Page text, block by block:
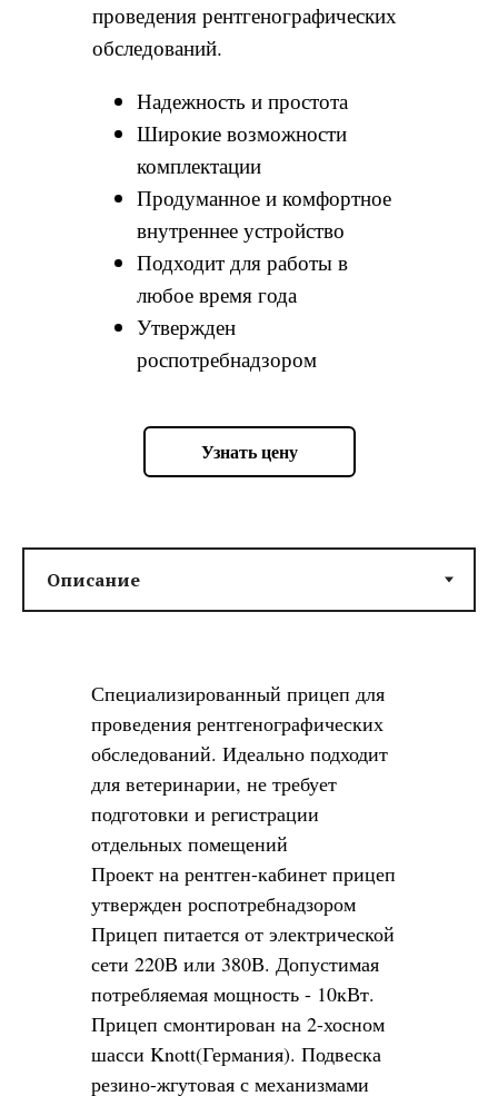
Узнать цену
проведения рентгенографических
обследований.
Надежность и простота
Широкие возможности
комплектации
Продуманное и комфортное
внутреннее устройство
Подходит для работы в
любое время года
Утвержден
роспотребнадзором
Специализированный прицеп для
проведения рентгенографических
обследований. Идеально подходит
для ветеринарии, не требует
подготовки и регистрации
отдельных помещений
Проект на рентген-кабинет прицеп
утвержден роспотребнадзором
Прицеп питается от электрической
сети 220В или 380В. Допустимая
потребляемая мощность - 10кВт.
Прицеп смонтирован на 2-хосном
шасси Knott(Германия). Подвеска
резино-жгутовая с механизмами